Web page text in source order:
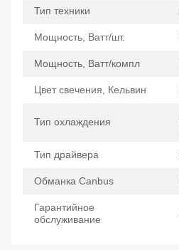
Тип техники
Мощность, Ватт/шт.
Мощность, Ватт/компл
Цвет свечения, Кельвин
Тип охлаждения
Тип драйвера
Обманка Canbus
Гарантийное
обслуживание